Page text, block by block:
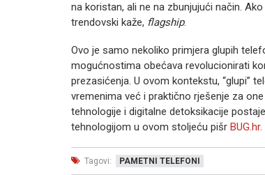
na koristan, ali ne na zbunjujući način.
trendovski kaže, flagship.
Ovo je samo nekoliko primjera glupih
mogućnostima obećava revolucionirati
prezasićenja. U ovom kontekstu, “glupi”
vremenima već i praktično rješenje za
tehnologije i digitalne detoksikacije
tehnologijom u ovom stoljeću pišr BUG.hr.
Tagovi: PAMETNI TELEFONI